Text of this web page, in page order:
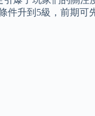
升到5級，前期可